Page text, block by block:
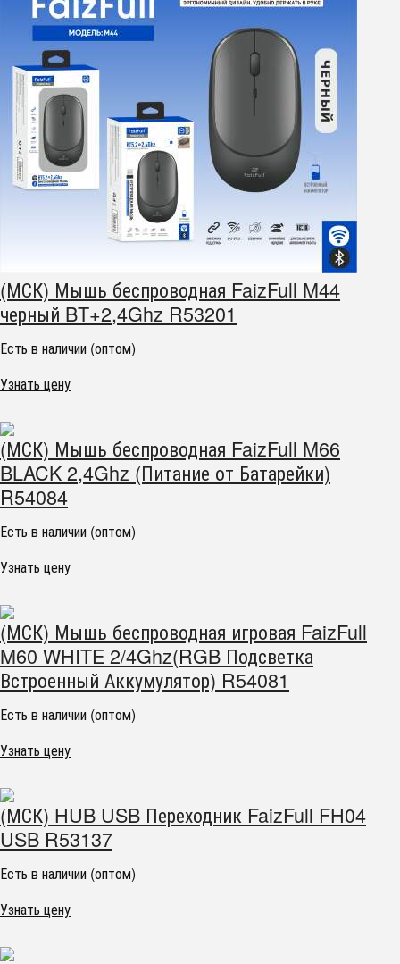
(МСК) Мышь беспроводная FaizFull M44
черный BT+2,4Ghz R53201
Есть в наличии (оптом)
Узнать цену
(МСК) Мышь беспроводная FaizFull M66
BLACK 2,4Ghz (Питание от Батарейки)
R54084
Есть в наличии (оптом)
Узнать цену
(МСК) Мышь беспроводная игровая FaizFull
M60 WHITE 2/4Ghz(RGB Подсветка
Встроенный Аккумулятор) R54081
Есть в наличии (оптом)
Узнать цену
(МСК) HUB USB Переходник FaizFull FH04
USB R53137
Есть в наличии (оптом)
Узнать цену